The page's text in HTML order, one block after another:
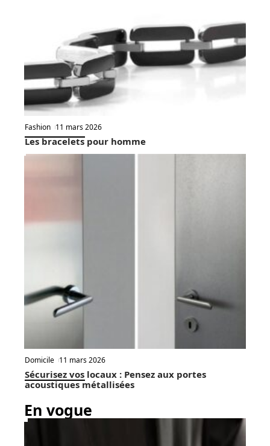
Fashion 11 mars 2026
Les bracelets pour homme
Domicile 11 mars 2026
Sécurisez vos locaux : Pensez aux portes
acoustiques métallisées
En vogue